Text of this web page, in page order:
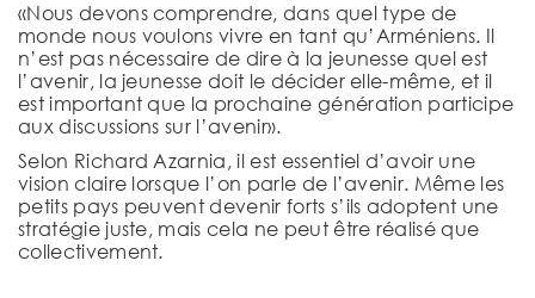
«Nous devons comprendre, dans quel type de
monde nous voulons vivre en tant qu’Arméniens. Il
n’est pas nécessaire de dire à la jeunesse quel est
l’avenir, la jeunesse doit le décider elle-même, et il
est important que la prochaine génération participe
aux discussions sur l’avenir».
Selon Richard Azarnia, il est essentiel d’avoir une
vision claire lorsque l’on parle de l’avenir. Même les
petits pays peuvent devenir forts s’ils adoptent une
stratégie juste, mais cela ne peut être réalisé que
collectivement.